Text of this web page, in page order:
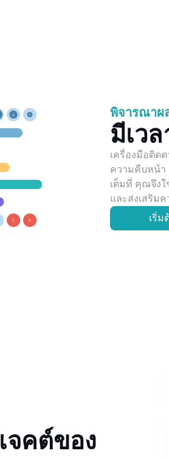
พิจารณาผ
มีเว
เครื่องมือติด
ความคืบหน้า
เต็มที่ คุณจึงใ
และส่งเสริม
เริ่ม
จคต์ของ